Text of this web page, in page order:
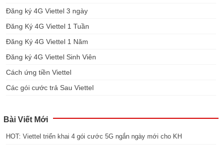
Đăng ký 4G Viettel 3 ngày
Đăng Ký 4G Viettel 1 Tuần
Đăng Ký 4G Viettel 1 Năm
Đăng ký 4G Viettel Sinh Viên
Cách ứng tiền Viettel
Các gói cước trả Sau Viettel
Bài Viết Mới
HOT: Viettel triển khai 4 gói cước 5G ngắn ngày mới cho KH